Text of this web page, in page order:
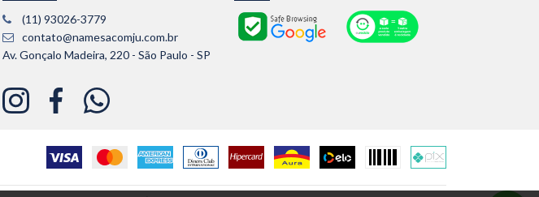
(11) 93026-3779
contato@namesacomju.com.br
Av. Gonçalo Madeira, 220 - São Paulo - SP